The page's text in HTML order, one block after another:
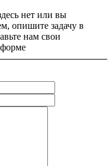
нет или вы
опишите задачу в
нам свои